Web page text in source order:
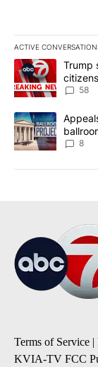
ACTIVE
The following is
A trending article
Trump
58
A trending article
8
Terms of Service |
KVIA-TV FCC